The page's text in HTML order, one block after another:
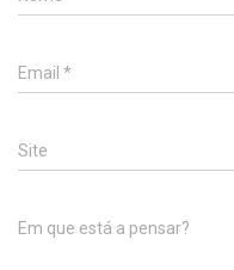
Email *
Site
Em que está a pensar?